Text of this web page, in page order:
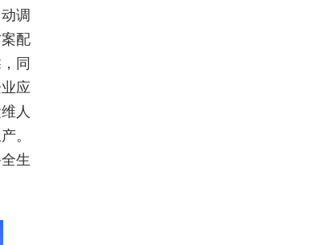
调
配
同
应
人
。
生